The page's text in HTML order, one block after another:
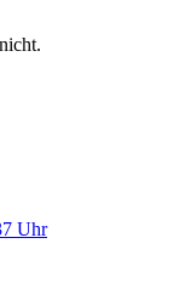
Uhr